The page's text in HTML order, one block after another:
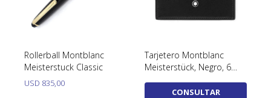
Rollerball Montblanc
Meisterstuck Classic
USD 835,00
Tarjetero Montblanc
Meisterstück, Negro, 6
CONSULTAR